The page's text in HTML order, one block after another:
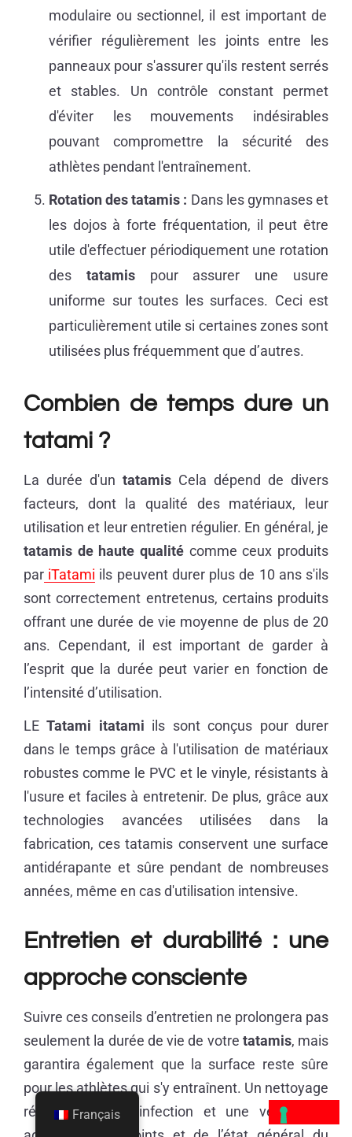
modulaire ou sectionnel, il est important de
vérifier régulièrement les joints entre les
panneaux pour s'assurer qu'ils restent serrés
et stables. Un contrôle constant permet
d'éviter les mouvements indésirables
pouvant compromettre la sécurité des
athlètes pendant l'entraînement.
Rotation des tatamis : Dans les gymnases et
les dojos à forte fréquentation, il peut être
utile d'effectuer périodiquement une rotation
des tatamispour assurer une usure
uniforme sur toutes les surfaces. Ceci est
particulièrement utile si certaines zones sont
utilisées plus fréquemment que d’autres.
Combien de temps dure un
tatami ?
La durée d'un tatamis Cela dépend de divers
facteurs, dont la qualité des matériaux, leur
utilisation et leur entretien régulier. En général, je
tatamis de haute qualité comme ceux produits
par iTatami ils peuvent durer plus de 10 ans s'ils
sont correctement entretenus, certains produits
offrant une durée de vie moyenne de plus de 20
ans. Cependant, il est important de garder à
l’esprit que la durée peut varier en fonction de
l’intensité d’utilisation.
LETatami itatami ils sont conçus pour durer
dans le temps grâce à l'utilisation de matériaux
robustes comme le PVC et le vinyle, résistants à
l'usure et faciles à entretenir. De plus, grâce aux
technologies avancées utilisées dans la
fabrication, ces tatamis conservent une surface
antidérapante et sûre pendant de nombreuses
années, même en cas d'utilisation intensive.
Entretien et durabilité : une
approche consciente
Suivre ces conseils d’entretien ne prolongera pas
seulement la durée de vie de votre tatamis, mais
garantira également que la surface reste sûre
pour les athlètes qui s'y entraînent. Un nettoyage
régulier, une désinfection et une vérification
Français